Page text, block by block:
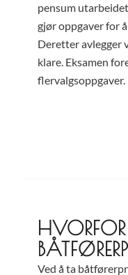
pensum
gjør oppgaver for
Deretter avlegger
klare. Eksamen
flervalgsoppgaver.
Ved å ta